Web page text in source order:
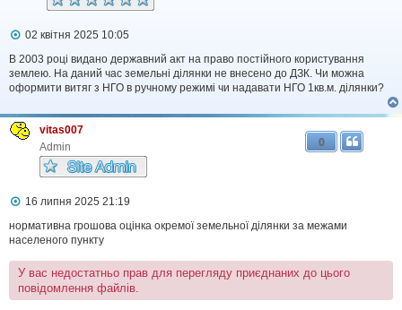
П
в
і
д
л
е
02 квітня 2025 10:05
В 2003 році видано державний акт на право постійного користування
землею. На даний час земельні ділянки не внесено до ДЗК. Чи можна
оформити витяг з НГО в ручному режимі чи надавати НГО 1кв.м. ділянки?
vitas007
Admin
0
П
в
і
о
м
л
е
16 липня 2025 21:19
нормативна грошова оцінка окремої земельної ділянки за межами
населеного пункту
У вас недостатньо прав для перегляду приєднаних до цього
повідомлення файлів.